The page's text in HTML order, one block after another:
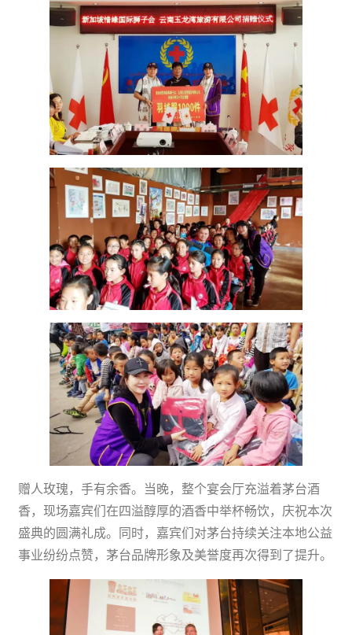
赠人玫瑰，手有余香。当晚，整个宴会厅充溢着茅台酒
香，现场嘉宾们在四溢醇厚的酒香中举杯畅饮，庆祝本次
盛典的圆满礼成。同时，嘉宾们对茅台持续关注本地公益
事业纷纷点赞，茅台品牌形象及美誉度再次得到了提升。